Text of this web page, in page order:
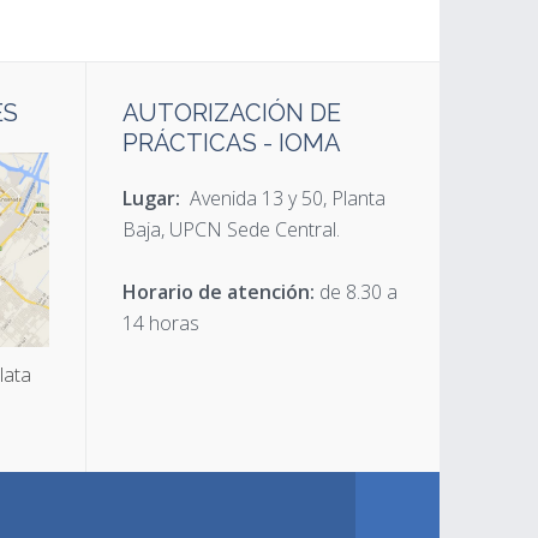
AUTORIZACIÓN DE
PRÁCTICAS - IOMA
Lugar: Avenida 13 y 50, Planta
Baja, UPCN Sede Central.
Horario de atención: de 8.30 a
14 horas